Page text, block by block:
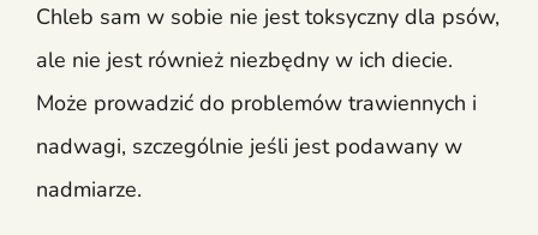
Chleb sam w sobie nie jest toksyczny dla psów,
ale nie jest również niezbędny w ich diecie.
Może prowadzić do problemów trawiennych i
nadwagi, szczególnie jeśli jest podawany w
nadmiarze.